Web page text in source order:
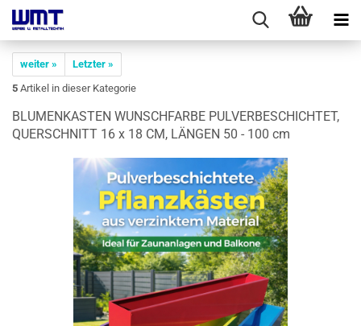
weiter »
Letzter »
5 Artikel in dieser Kategorie
BLU­MEN­KAS­TEN WUNSCH­FAR­BE PUL­VER­BE­SCHICH­TET,
QUER­SCHNITT 16 x 18 CM, LÄN­GEN 50 - 100 cm